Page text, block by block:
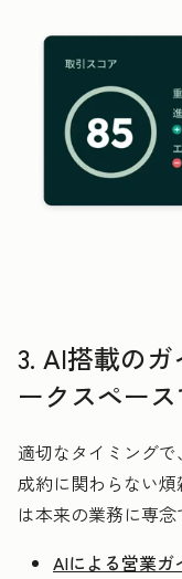
3. AI搭載の
ークスペー
適切なタイミング
成約に関わらない
は本来の業務に専念
AIによる営業ガ